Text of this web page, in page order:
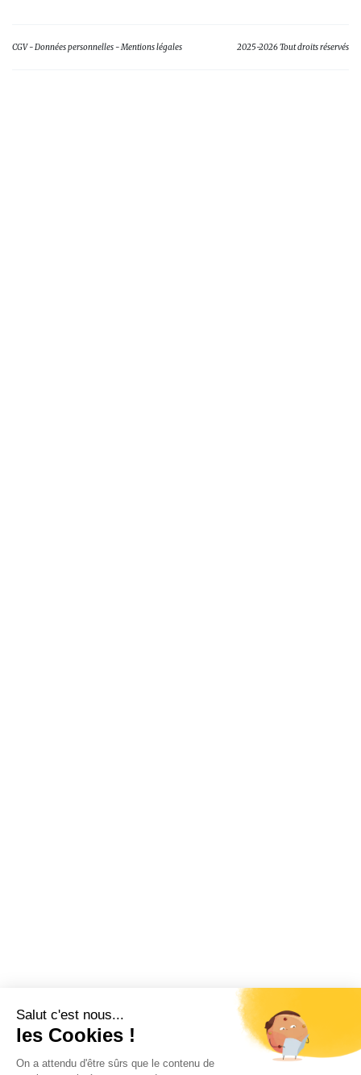
CGV Données personnelles Mentions légales 2025-2026 Tout droits réservés
Salut c'est nous...
les Cookies !
On a attendu d'être sûrs que le contenu de